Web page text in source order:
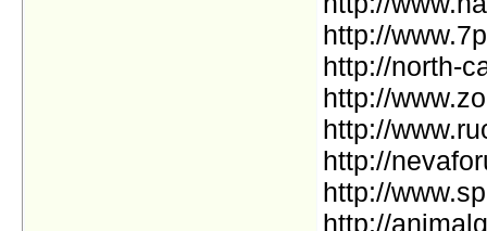
http://
http://north-
http://
http://
http://
http://
http://